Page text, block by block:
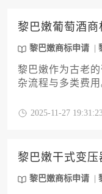
黎巴嫩葡萄酒
黎巴嫩商标申请
黎巴嫩作为古老
杂流程与多类费
分类选择及后期
2025-11-27
黎巴嫩干式变
黎巴嫩商标申请